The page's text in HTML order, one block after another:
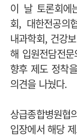
이 날 토론회에
회, 대한전공의
내과학회, 건강
해 입원전담전
향후 제도 정착
의견을 나눴다.
상급종합병원협
입장에서 해당